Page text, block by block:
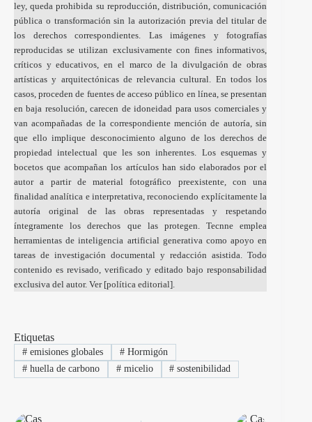
ley, queda prohibida su reproducción, distribución, comunicación
pública o transformación sin la autorización previa del titular de
los derechos correspondientes. Las imágenes y fotografías
reproducidas se utilizan exclusivamente con fines informativos,
críticos y educativos, en el marco de la divulgación de obras
artísticas y arquitectónicas de relevancia cultural. En todos los
casos, proceden de fuentes de acceso público en línea, se presentan
en baja resolución, carecen de idoneidad para usos comerciales y
van acompañadas de la correspondiente mención de autoría, sin
que ello implique desconocimiento alguno de los derechos de
propiedad intelectual que les son inherentes. Los esquemas y
bocetos que acompañan los artículos han sido elaborados por el
autor a partir de material fotográfico preexistente, con una
finalidad analítica e interpretativa, reconociendo explícitamente la
autoría original de las obras representadas y respetando
íntegramente los derechos que las protegen. Tecnne emplea
herramientas de inteligencia artificial generativa como apoyo en
tareas de investigación documental y redacción asistida. Todo
contenido es revisado, verificado y editado bajo responsabilidad
exclusiva del autor. Ver [política editorial].
Etiquetas
#emisiones globales #Hormigón
#huella de carbono #micelio # sostenibilidad